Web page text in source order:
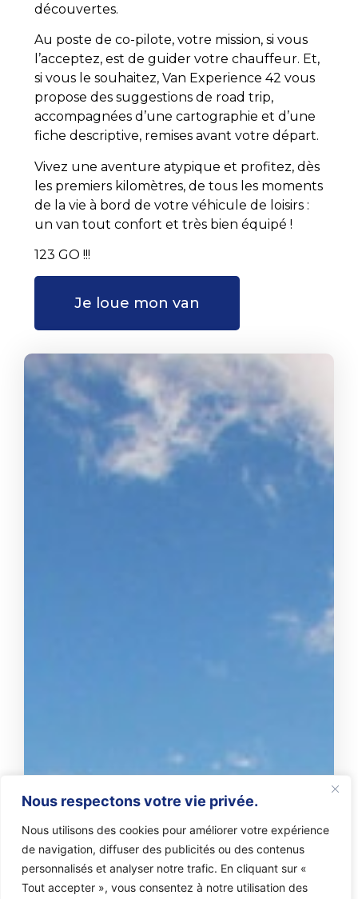
Nous respectons votre vie privée.
Nous utilisons des cookies pour améliorer votre expérience
de navigation, diffuser des publicités ou des contenus
personnalisés et analyser notre trafic. En cliquant sur «
Tout accepter », vous consentez à notre utilisation des
découvertes.
Au poste de co-pilote, votre mission, si vous
l’acceptez, est de guider votre chauffeur. Et,
si vous le souhaitez, Van Experience 42 vous
propose des suggestions de road trip,
accompagnées d’une cartographie et d’une
fiche descriptive, remises avant votre départ.
Vivez une aventure atypique et profitez, dès
les premiers kilomètres, de tous les moments
de la vie à bord de votre véhicule de loisirs :
un van tout confort et très bien équipé !
123 GO !!!
Je loue mon van